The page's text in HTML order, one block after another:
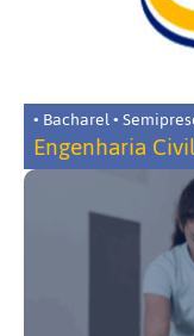
• Bacharel •
Engenharia